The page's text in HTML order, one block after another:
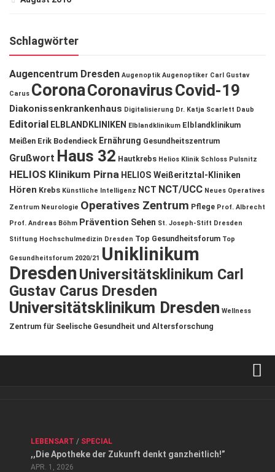
Schlagwörter
Augencentrum Dresden Augenoptik Augenoptiker Carl Gustav
Carus CoronaCoronavirusCovid-19
Diakonissenkrankenhaus Digitalisierung Dr. Katja Scarlett Daub
Editorial ELBLANDKLINIKEN Elblandklinikum Elblandklinikum
Meißen Erik Bodendieck Ernährung Gesundheitszentrum
Grußwort Haus 32 Hautkrebs Helios Klinik Schloss Pulsnitz
HELIOS Klinikum Pirna HELIOS Weißeritztal-Kliniken
Hören Krebs Künstliche Intelligenz NCT NCT/UCC Neues Operatives
Zentrum Neurologie Operatives Zentrum Pflege Prof. Albrecht
Prof. Andreas Böhm Prävention Sehen St. Joseph-Stift Dresden
Stiftung Hochschulmedizin Dresden Top Gesundheitsforum Top
Gesundheitsforum 2020/21 Uniklinikum
DresdenUniversitätsklinikum Carl
Gustav Carus Dresden
Universitätsklinikum Dresden Wellness
Zentrum für Seelische Gesundheit und Altersforschung
Datenschutzerklärung
Top Magazin Dresden / Ostsachsen
LEBENSART / SPECIAL
,,Die Apotheke der Zukunft denkt ganzheitlich!”
APR. 1, 2026